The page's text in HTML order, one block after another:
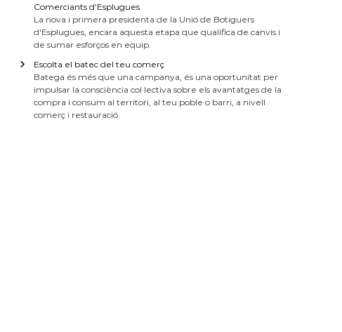
Comerciants d’Esplugues
La nova i primera presidenta de la Unió de Botiguers
d'Esplugues, encara aquesta etapa que qualifica de canvis i
de sumar esforços en equip.
Escolta el batec del teu comerç
Batega és més que una campanya, és una oportunitat per
impulsar la consciència col·lectiva sobre els avantatges de la
compra i consum al territori, al teu poble o barri, a nivell
comerç i restauració.